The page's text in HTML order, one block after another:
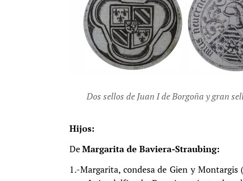
Dos sellos de Juan I de Borgoña y gran
Hijos:
DeMargarita de Baviera-Straubing:
1.-Margarita, condesa de Gien y